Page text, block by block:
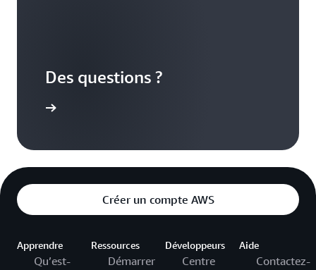
Des questions ?
Créer un compte AWS
Apprendre
Qu’est-
Ressources
Démarrer
Développeurs
Centre
Aide
Contactez-